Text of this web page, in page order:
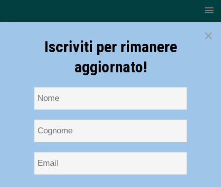
×
Iscriviti per rimanere
aggiornato!